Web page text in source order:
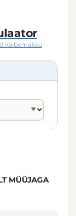
käibemaksu
MÜÜJAGA